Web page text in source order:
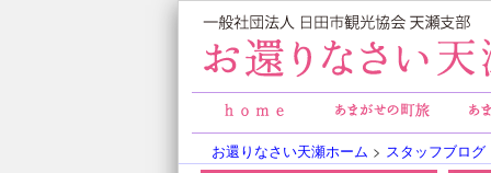
お還りなさい天瀬ホーム > スタッフブログ